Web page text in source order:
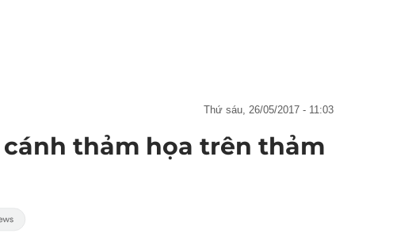
thứ sáu, 26/05/2017 - 11:03
thảm họa trên thảm